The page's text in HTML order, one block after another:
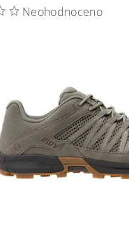
Neohodnoceno